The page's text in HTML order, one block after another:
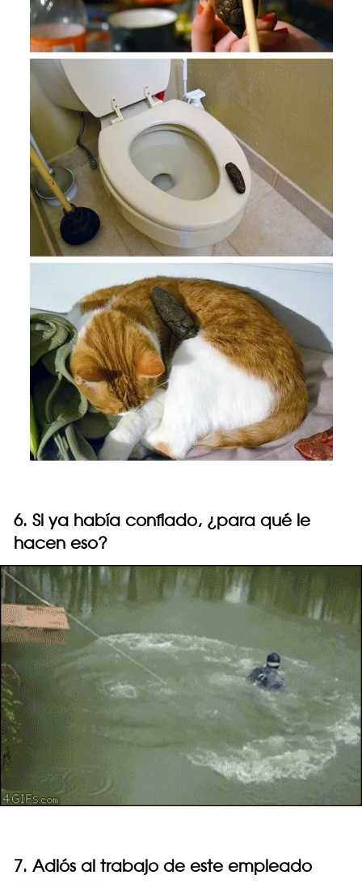
6. Si ya había confiado, ¿para qué le
hacen eso?
7. Adiós al trabajo de este empleado